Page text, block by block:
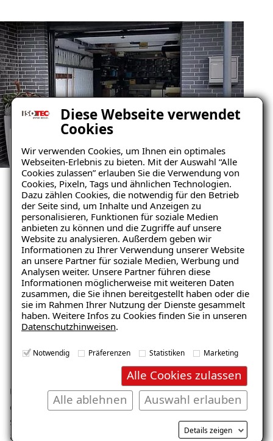
Diese Webseite verwendet
Cookies
Wir verwenden Cookies, um Ihnen ein optimales
Webseiten-Erlebnis zu bieten. Mit der Auswahl “Alle
Cookies zulassen” erlauben Sie die Verwendung von
Cookies, Pixeln, Tags und ähnlichen Technologien.
Dazu zählen Cookies, die notwendig für den Betrieb
der Seite sind, um Inhalte und Anzeigen zu
personalisieren, Funktionen für soziale Medien
anbieten zu können und die Zugriffe auf unsere
Website zu analysieren. Außerdem geben wir
Informationen zu Ihrer Verwendung unserer Website
an unsere Partner für soziale Medien, Werbung und
Analysen weiter. Unsere Partner führen diese
Informationen möglicherweise mit weiteren Daten
zusammen, die Sie ihnen bereitgestellt haben oder die
sie im Rahmen Ihrer Nutzung der Dienste gesammelt
haben. Weitere Infos zu Cookies finden Sie in unseren
Datenschutzhinweisen.
Notwendig Präferenzen Statistiken Marketing
Alle Cookies zulassen
Auswahl erlauben
Alle ablehnen
Details zeigen
GARAGENSANIERUNG REFERENZEN
ANSEHEN
Unsere zufriedenen
Kunden im Raum
Andelfingen
Mehr erfahren
ISOTEC-Qualität
Umfangreich geprüft – unabhängig bestätigt. Die bei
der ISOTEC-Garagensanierung eingesetzten Produkte
sind zertifiziert, diffusionsfähig und kommen
aufgrund der hohen Belastbarkeit auch in Tiefgaragen
Ratgeber „Sofort-Tipps gegen
Feuchtigkeit“
– jetzt kostenlos
herunterladen!
E-Mail eingeben
Kostenlosen Ratgeber anfordern